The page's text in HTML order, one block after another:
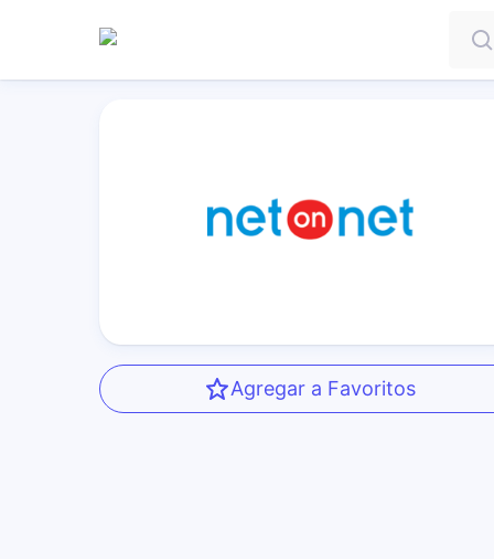
Agregar a Favoritos